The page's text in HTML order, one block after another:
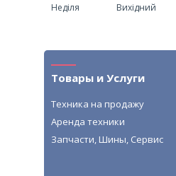
Неділя
Вихідний
Товары и Услуги
Техника на продажу
Аренда техники
Запчасти, Шины, Сервис